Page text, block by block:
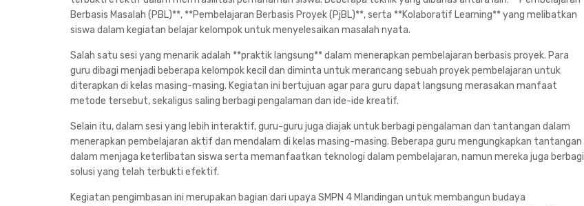
Berbasis Masalah (PBL)**, **Pembelajaran Berbasis Proyek (PjBL)**, serta **Kolaboratif Learning** yang melibatkan
siswa dalam kegiatan belajar kelompok untuk menyelesaikan masalah nyata.
Salah satu sesi yang menarik adalah **praktik langsung** dalam menerapkan pembelajaran berbasis proyek. Para
guru dibagi menjadi beberapa kelompok kecil dan diminta untuk merancang sebuah proyek pembelajaran untuk
diterapkan di kelas masing-masing. Kegiatan ini bertujuan agar para guru dapat langsung merasakan manfaat
metode tersebut, sekaligus saling berbagi pengalaman dan ide-ide kreatif.
Selain itu, dalam sesi yang lebih interaktif, guru-guru juga diajak untuk berbagi pengalaman dan tantangan dalam
menerapkan pembelajaran aktif dan mendalam di kelas masing-masing. Beberapa guru mengungkapkan tantangan
dalam menjaga keterlibatan siswa serta memanfaatkan teknologi dalam pembelajaran, namun mereka juga berbagi
solusi yang telah terbukti efektif.
Kegiatan pengimbasan ini merupakan bagian dari upaya SMPN 4 Mlandingan untuk membangun budaya